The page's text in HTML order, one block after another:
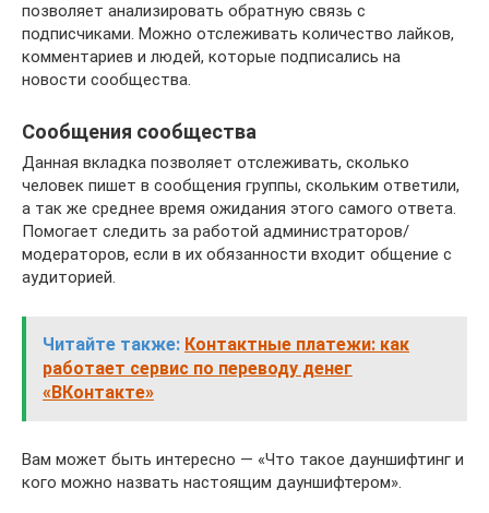
позволяет анализировать обратную связь с
подписчиками. Можно отслеживать количество лайков,
комментариев и людей, которые подписались на
новости сообщества.
Сообщения сообщества
Данная вкладка позволяет отслеживать, сколько
человек пишет в сообщения группы, скольким ответили,
а так же среднее время ожидания этого самого ответа.
Помогает следить за работой администраторов/
модераторов, если в их обязанности входит общение с
аудиторией.
Читайте также: Контактные платежи: как
работает сервис по переводу денег
«ВКонтакте»
Вам может быть интересно — «Что такое дауншифтинг и
кого можно назвать настоящим дауншифтером».